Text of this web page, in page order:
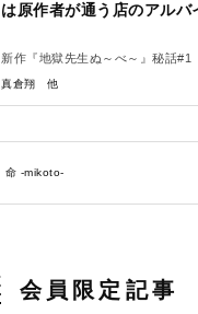
は原作者が通う店のアルバ
新作『地獄先生ぬ～べ～』秘話#1
真倉翔
命 -mikoto-
会員限定記事